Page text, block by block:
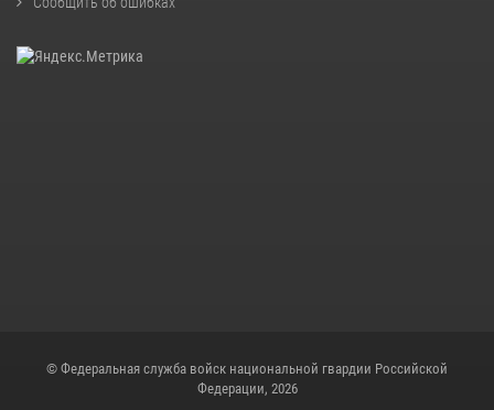
© Федеральная служба войск национальной гвардии Российской
Федерации, 2026